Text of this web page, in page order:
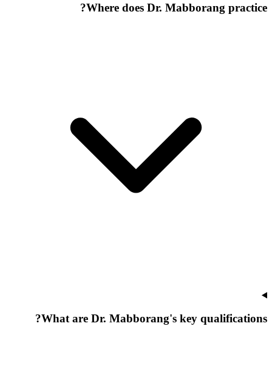
Where does Dr. Mabborang practice?
What are Dr. Mabborang's key qualifications?